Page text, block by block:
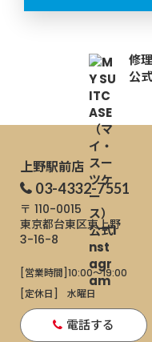
修
公
上野駅前店
03-4332-7551
〒 110-0015
東京都台東区東上野
3-16-8
[営業時間]10:00～19:00
[定休日]
水曜日
電話する